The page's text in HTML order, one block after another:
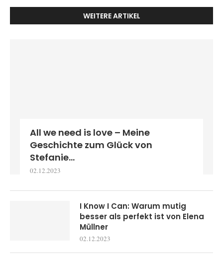
WEITERE ARTIKEL
All we need is love – Meine
Geschichte zum Glück von
Stefanie...
02.12.2023
I Know I Can: Warum mutig
besser als perfekt ist von Elena
Müllner
02.12.2023